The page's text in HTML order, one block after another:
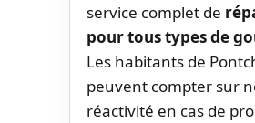
service complet de
pour tous types de
Les habitants de
peuvent compter sur
réactivité en cas de